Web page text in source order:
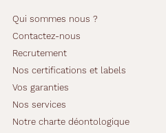
Qui sommes nous ?
Contactez-nous
Recrutement
Nos certifications et labels
Vos garanties
Nos services
Notre charte déontologique